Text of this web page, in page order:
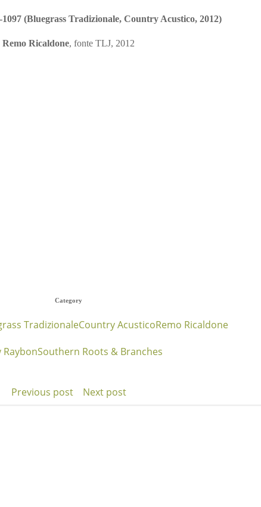
(Bluegrass Tradizionale, Country Acustico, 2012)
Remo Ricaldone, fonte TLJ, 2012
Category
TradizionaleCountry AcusticoRemo Ricaldone
RaybonSouthern Roots & Branches
Post
Previous post
Post
Next post